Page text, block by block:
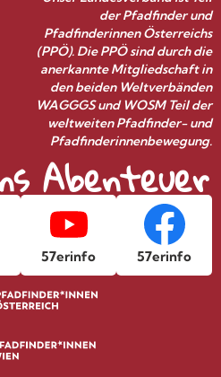
der Pfadfinder und
Pfadfinderinnen Österreichs
(PPÖ). Die PPÖ sind durch die
anerkannte Mitgliedschaft in
den beiden Weltverbänden
WAGGGS und WOSM Teil der
weltweiten Pfadfinder- und
Pfadfinderinnenbewegung.
Abenteuer
57erinfo 57erinfo